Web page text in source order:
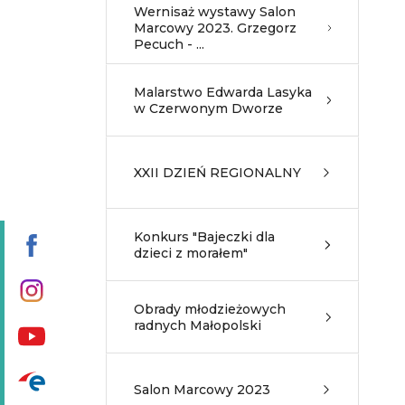
Wernisaż wystawy Salon
Marcowy 2023. Grzegorz
Pecuch - ...
Malarstwo Edwarda Lasyka
w Czerwonym Dworze
XXII DZIEŃ REGIONALNY
Konkurs "Bajeczki dla
dzieci z morałem"
Obrady młodzieżowych
radnych Małopolski
Salon Marcowy 2023